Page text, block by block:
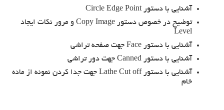
آشنایی با دستور Circle Edge Point
توضیح در خصوص دستور Copy Image و مرور نکات ایجاد
Level
آشنایی با دستور Face جهت صفحه تراشی
آشنایی با دستور Canned جهت دور تراشی
آشنایی با دستور Lathe Cut off جهت جدا کردن نمونه از ماده
خام